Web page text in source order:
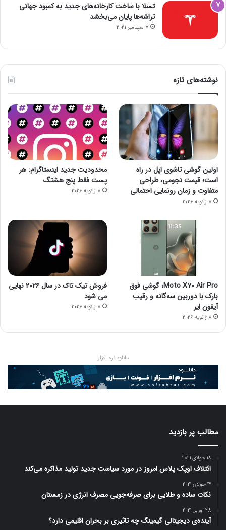
تسلا با ساخت کارخانه‌های جدید به کمبود جهانی
تراشه‌ها پایان می‌بخشد
7 سپتامبر 2021
نوشته‌های تازه
اولین گوشی تاشوی اپل در راه
است؛ قیمت نجومی، طراحی
متفاوت و زمان رونمایی احتمالی
8 ژانویه 2026
محدودیت جدید اینستاگرام: هر
پست فقط پنج هشتگ
8 ژانویه 2026
Moto X70 Air Pro؛ گوشی فوق
بارک با دوربین سه‌گانه و رقیب
آیفون ایر
8 ژانویه 2026
فروش تیک تاک در سال ۲۰۲۶ نهایی
می شود
8 ژانویه 2026
دانلود نرم افزار
مطالب پر بازدید
18 جولای 2021
ائتلاف اوپک پلاس امروز در مورد سیاست جدید تولید مذاکره می‌کند
14 جولای 2021
نکات ساده و طلایی برای صرفه‌جویی مصرف انرژی در زمستان
28 آوریل 2021
آینده‌ی دیجیتالی گیمینگ چه تاثیری بر بحران اقلیمی دارد؟